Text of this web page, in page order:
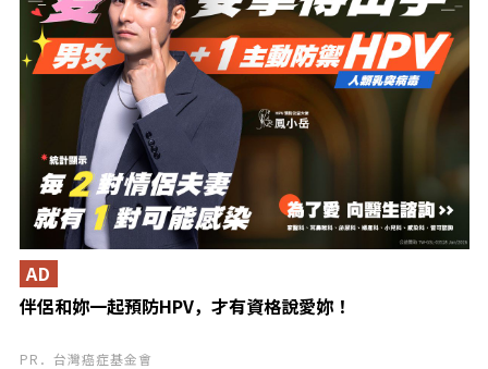
伴侶和妳一起預防HPV，才有資格說愛妳！
AD
PR．台灣癌症基金會